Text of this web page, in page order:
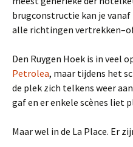
brugconstructie kan je vanaf
alle richtingen
Den Ruygen Hoek is in veel
Petrolea, maar tijdens het
de plek zich telkens weer
gaf en er enkele scènes liet
Maar wel in de La Place. Er